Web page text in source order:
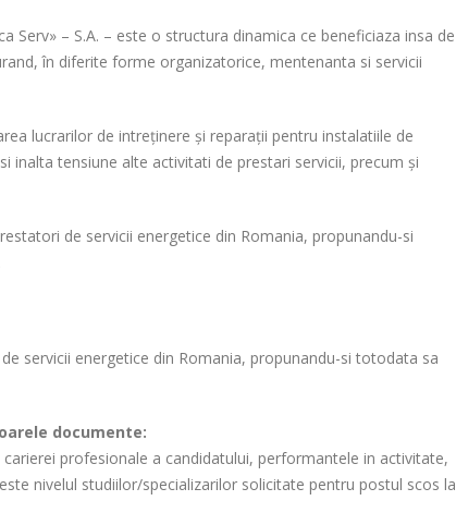
Serv» – S.A. – este o structura dinamica ce beneficiaza insa de
în diferite forme organizatorice, mentenanta si servicii
lucrarilor de intreținere și reparații pentru instalatiile de
inalta tensiune alte activitati de prestari servicii, precum și
de servicii energetice din Romania, propunandu-si
servicii energetice din Romania, propunandu-si totodata sa
documente:
profesionale a candidatului, performantele in activitate,
nivelul studiilor/specializarilor solicitate pentru postul scos la